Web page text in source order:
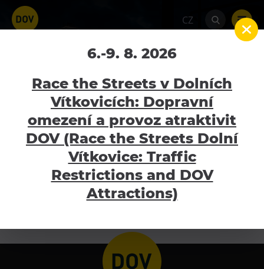
CZ
Prvouka
Home Programy Prvouka
Atraktivity
Bolt Tower
Velký svět techniky
Malý svět techniky U6
Gong
Galerie Gong
Hornické muzeum
Nejbližší akce
6.-9. 8. 2026
Race the Streets v Dolních
Vítkovicích: Dopravní
omezení a provoz atraktivit
DOV (Race the Streets Dolní
Vítkovice: Traffic
Restrictions and DOV
Attractions)